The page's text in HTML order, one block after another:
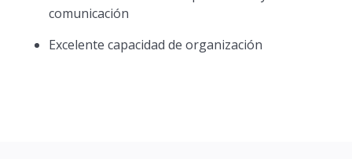
comunicación
Excelente capacidad de organización